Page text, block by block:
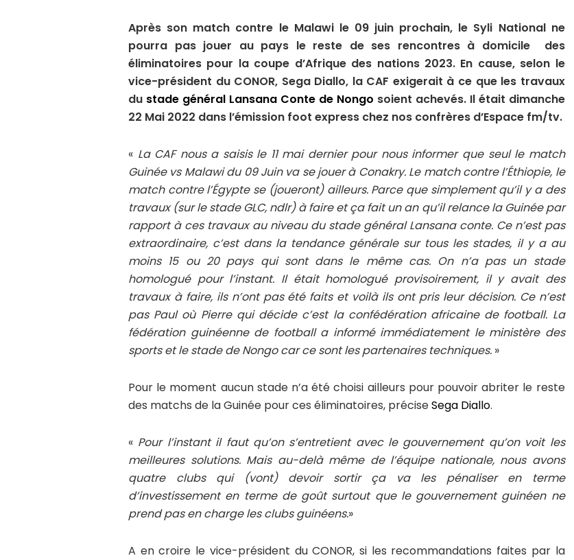
Après son match contre le Malawi le 09 juin prochain, le Syli National ne
pourra pas jouer au pays le reste de ses rencontres à domicile des
éliminatoires pour la coupe d’Afrique des nations 2023. En cause, selon le
vice-président du CONOR, Sega Diallo, la CAF exigerait à ce que les travaux
du stade général Lansana Conte de Nongo soient achevés. Il était dimanche
22 Mai 2022 dans l’émission foot express chez nos confrères d’Espace fm/tv.
« La CAF nous a saisis le 11 mai dernier pour nous informer que seul le match
Guinée vs Malawi du 09 Juin va se jouer à Conakry. Le match contre l’Éthiopie, le
match contre l’Égypte se (joueront) ailleurs. Parce que simplement qu’il y a des
travaux (sur le stade GLC, ndlr) à faire et ça fait un an qu’il relance la Guinée par
rapport à ces travaux au niveau du stade général Lansana conte. Ce n’est pas
extraordinaire, c’est dans la tendance générale sur tous les stades, il y a au
moins 15 ou 20 pays qui sont dans le même cas. On n’a pas un stade
homologué pour l’instant. Il était homologué provisoirement, il y avait des
travaux à faire, ils n’ont pas été faits et voilà ils ont pris leur décision. Ce n’est
pas Paul où Pierre qui décide c’est la confédération africaine de football. La
fédération guinéenne de football a informé immédiatement le ministère des
sports et le stade de Nongo car ce sont les partenaires techniques. »
Pour le moment aucun stade n’a été choisi ailleurs pour pouvoir abriter le reste
des matchs de la Guinée pour ces éliminatoires, préciseSega Diallo.
« Pour l’instant il faut qu’on s’entretient avec le gouvernement qu’on voit les
meilleures solutions. Mais au-delà même de l’équipe nationale, nous avons
quatre clubs qui (vont) devoir sortir ça va les pénaliser en terme
d’investissement en terme de goût surtout que le gouvernement guinéen ne
prend pas en charge les clubs guinéens.»
A en croire le vice-président du CONOR, si les recommandations faites par la